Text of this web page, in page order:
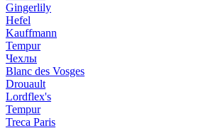
Gingerlily
Hefel
Kauffmann
Tempur
Чехлы
Blanc des Vosges
Drouault
Lordflex's
Tempur
Treca Paris